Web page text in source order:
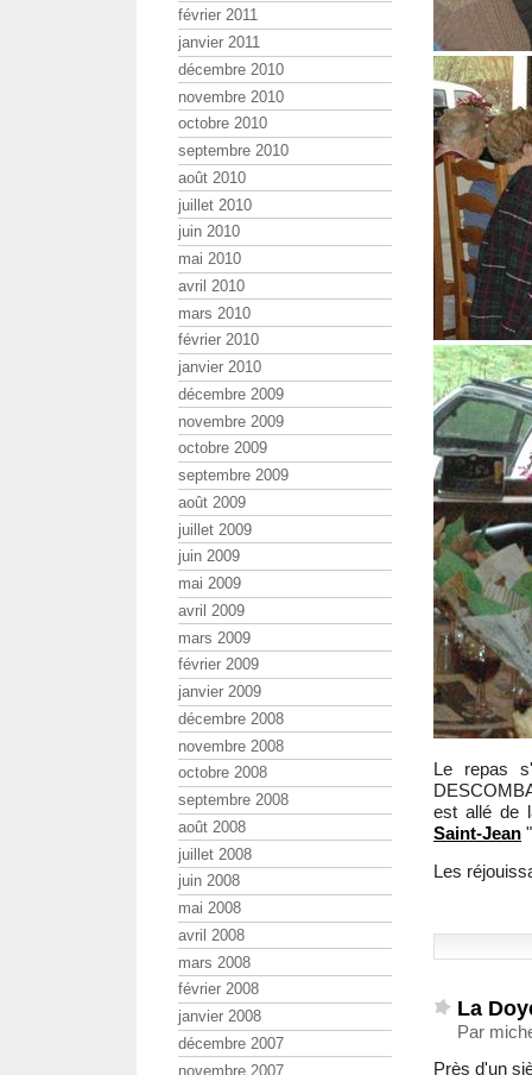
Le repas
est allé de
Saint-Jean
Les
La
Par
Près d'un
février 2011
janvier 2011
décembre 2010
novembre 2010
octobre 2010
septembre 2010
août 2010
juillet 2010
juin 2010
mai 2010
avril 2010
mars 2010
février 2010
janvier 2010
décembre 2009
novembre 2009
octobre 2009
septembre 2009
août 2009
juillet 2009
juin 2009
mai 2009
avril 2009
mars 2009
février 2009
janvier 2009
décembre 2008
novembre 2008
octobre 2008
septembre 2008
août 2008
juillet 2008
juin 2008
mai 2008
avril 2008
mars 2008
février 2008
janvier 2008
décembre 2007
novembre 2007